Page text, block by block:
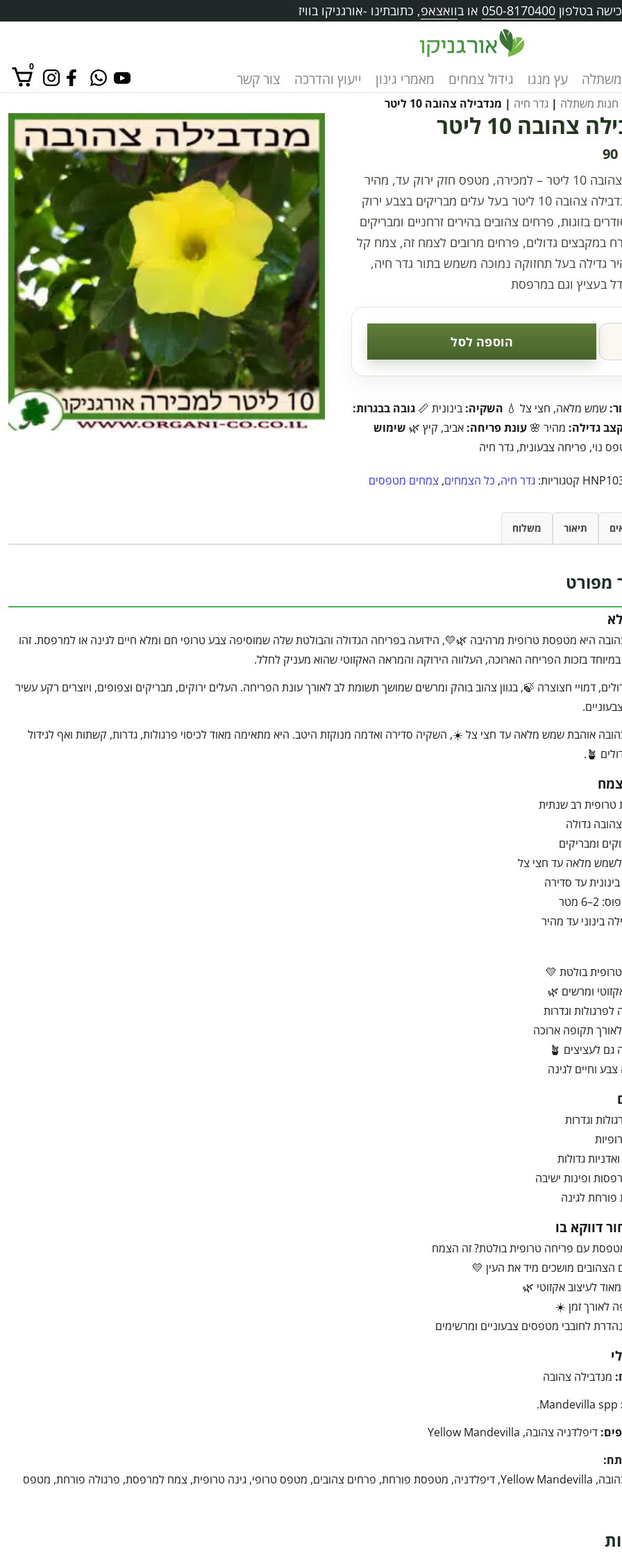
בטלפון 050-8170400 או בוואצאפ, כתובתינו -אורגניקו בוויז
משתלה עץ מנגו גידול צמחים מאמרי גינון ייעוץ והדרכה צור קשר
0
אין מוצרים בסל הקניות.
חנות משתלה | גדר חיה | מנדבילה צהובה 10 ליטר
צהובה 10 ליטר
90
מנדבילה צהובה 10 ליטר – למכירה, מטפס חזק ירוק עד, מהיר
גדילה, מנדבילה צהובה 10 ליטר בעל עלים מבריקים בצבע ירוק
בזוגות, פרחים צהובים בהירים זרחניים ומבריקים
במקבצים גדולים, פרחים מרובים לצמח זה, צמח קל
גדילה בעל תחזוקה נמוכה משמש בתור גדר חיה,
בעציץ וגם במרפסת
כמות
של
מנדבילה
צהובה
10
הוספה לסל
שמש מלאה, חצי צל 💧 השקיה: בינונית 📏 גובה בבגרות:
גדילה: מהיר 🌸 עונת פריחה: אביב, קיץ 🌿 שימוש
נוי, פריחה צבעונית, גדר חיה
קטגוריות: גדר חיה, כל הצמחים, צמחים מטפסים
תיאור משלוח
מפורט
היא מטפסת טרופית מרהיבה 🌿💛, הידועה בפריחה הגדולה והבולטת שלה שמוסיפה צבע טרופי חם ומלא חיים לגינה או למרפסת. זהו
בזכות הפריחה הארוכה, העלווה הירוקה והמראה האקזוטי שהוא מעניק לחלל.
דמויי חצוצרה 🍃, בגוון צהוב בוהק ומרשים שמושך תשומת לב לאורך עונת הפריחה. העלים ירוקים, מבריקים וצפופים, ויוצרים רקע עשיר
אוהבת שמש מלאה עד חצי צל ☀️, השקיה סדירה ואדמה מנוקזת היטב. היא מתאימה מאוד לכיסוי פרגולות, גדרות, קשתות ואף לגידול
🪴.
רב שנתית
גדולה
ומבריקים
מלאה עד חצי צל
עד סדירה
מטר
בינוני עד מהיר
בולטת 💛
ומרשים 🌿
וגדרות
תקופה ארוכה
לעציצים 🪴
וחיים לגינה
וגדרות
ופינות ישיבה
לגינה
דווקא בו
עם פריחה טרופית בולטת? זה הצמח
מושכים מיד את העין 💛
לעיצוב אקזוטי 🌿
לאורך זמן ☀️
לחובבי מטפסים צבעוניים ומרשימים
מנדבילה צהובה
דיפלדניה צהובה, Yellow Mandevilla
מנדבילה צהובה, Yellow Mandevilla, דיפלדניה, מטפסת פורחת, פרחים צהובים, מטפס טרופי, גינה טרופית, צמח למרפסת, פרגולה פורחת, מטפס